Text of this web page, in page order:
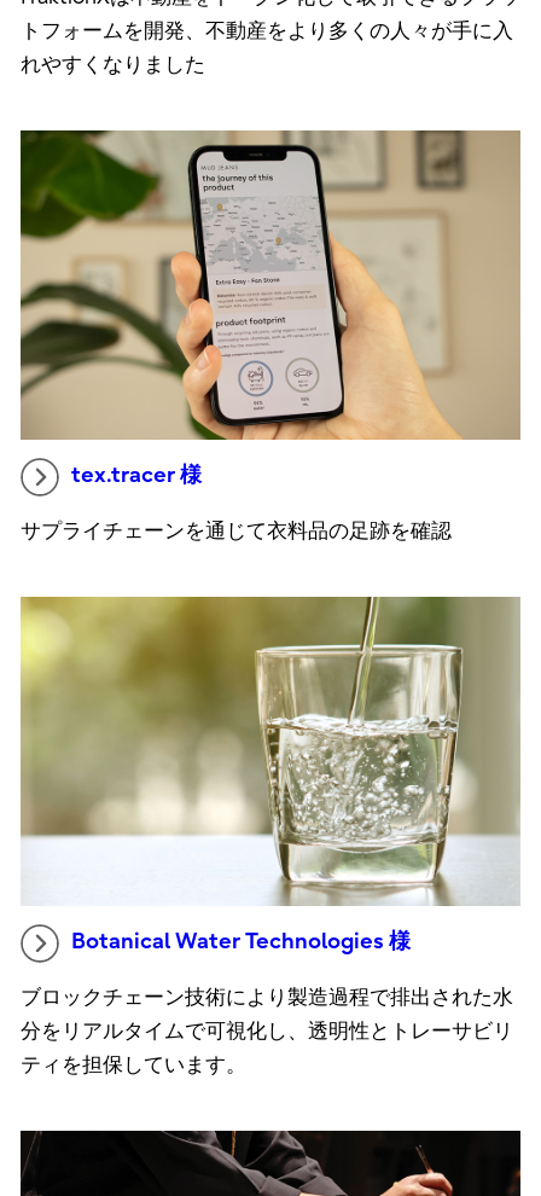
トフォームを開発、不動産をより多くの人々が手に入
れやすくなりました
tex.tracer 様
サプライチェーンを通じて衣料品の足跡を確認
Botanical Water Technologies 様
ブロックチェーン技術により製造過程で排出された水
分をリアルタイムで可視化し、透明性とトレーサビリ
ティを担保しています。